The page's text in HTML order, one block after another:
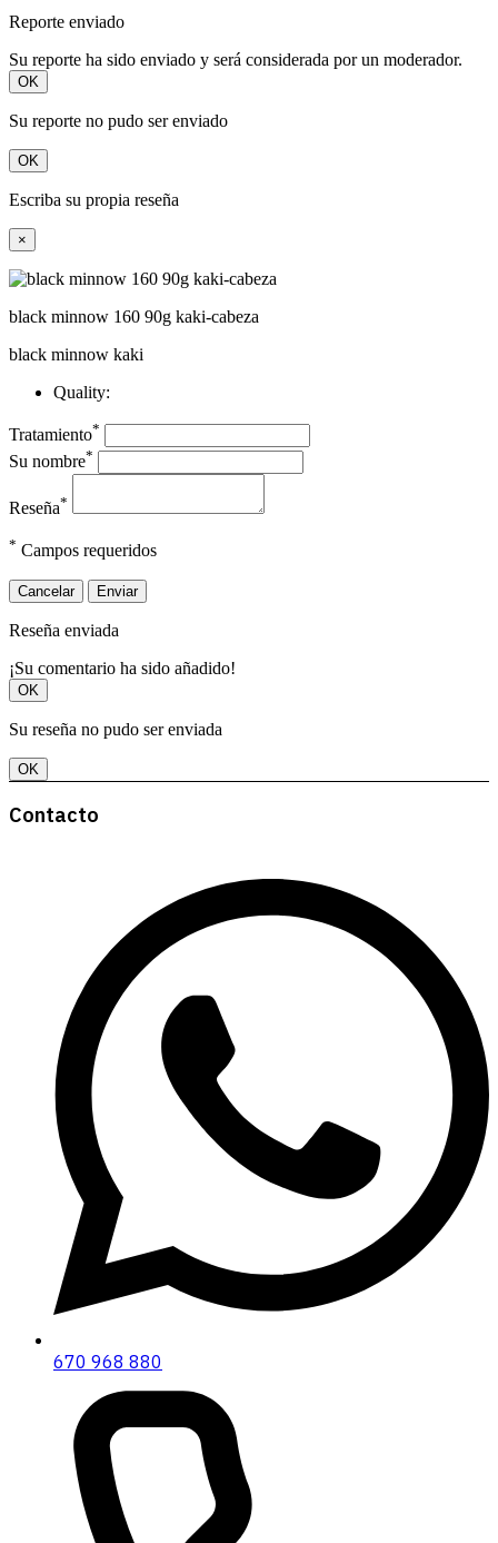
Reporte enviado
Su reporte ha sido enviado y será considerada por un moderador.
OK
Su reporte no pudo ser enviado
OK
Escriba su propia reseña
×
black minnow 160 90g kaki-cabeza
black minnow kaki
Quality:
Tratamiento*
Su nombre*
Reseña*
* Campos requeridos
Cancelar Enviar
Reseña enviada
¡Su comentario ha sido añadido!
OK
Su reseña no pudo ser enviada
OK
Contacto
670 968 880